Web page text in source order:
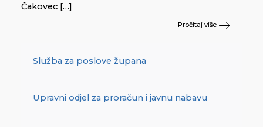
Čakovec […]
Pročitaj više
Služba za poslove župana
Upravni odjel za proračun i javnu nabavu